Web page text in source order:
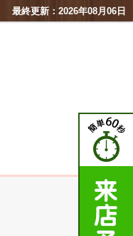
最終更新：2026年08月06日